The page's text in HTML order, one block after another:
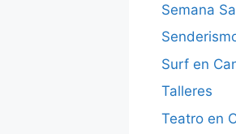
Semana
Surf en
Talleres
Teatro en